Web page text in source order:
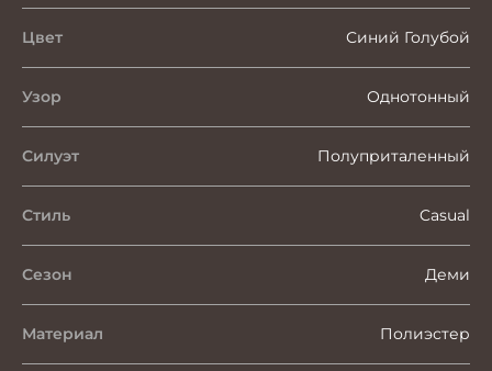
Цвет Синий Голубой
Узор Однотонный
Силуэт Полуприталенный
Стиль Casual
Сезон Деми
Материал Полиэстер